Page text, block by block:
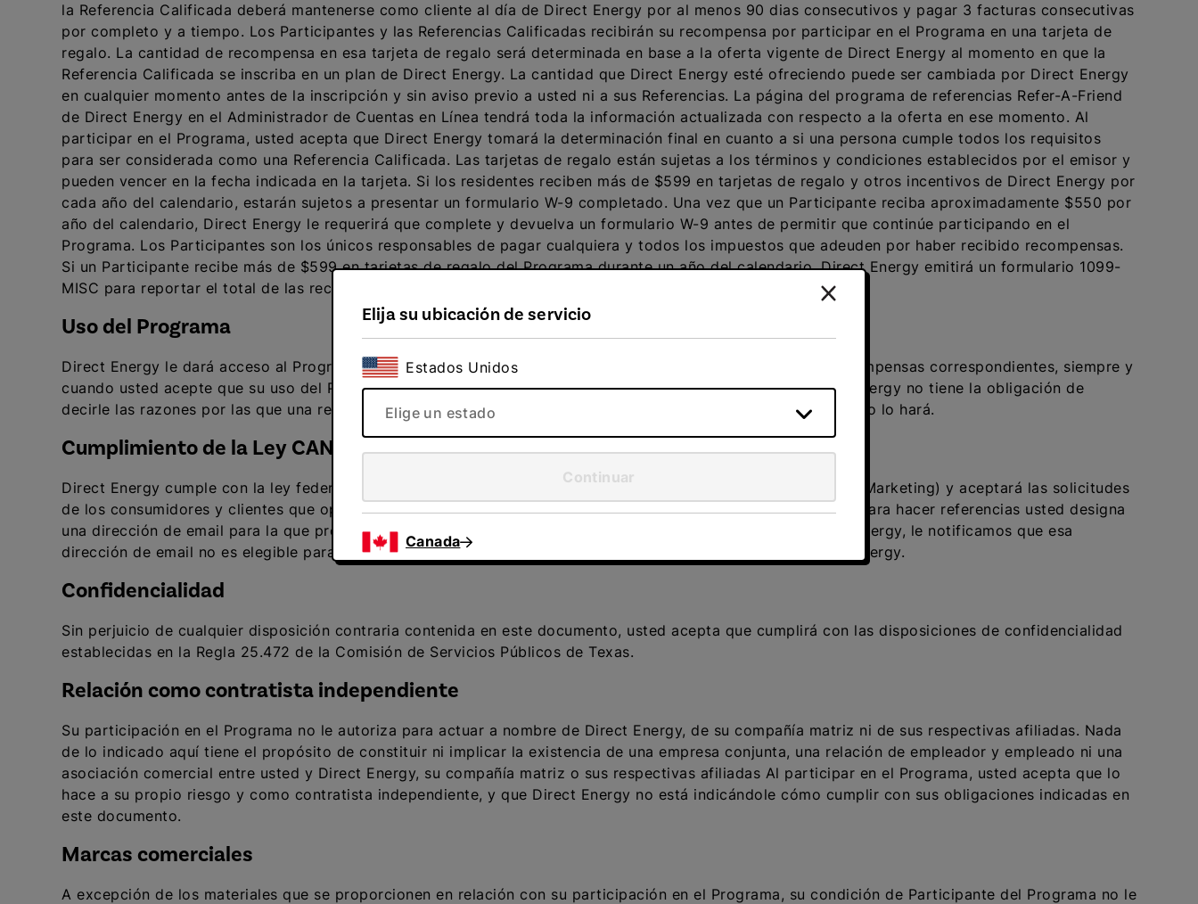
la Referencia Calificada deberá mantenerse como cliente al día de Direct Energy por al menos 90 dias consecutivos y pagar 3 facturas consecutivas
por completo y a tiempo. Los Participantes y las Referencias Calificadas recibirán su recompensa por participar en el Programa en una tarjeta de
regalo. La cantidad de recompensa en esa tarjeta de regalo será determinada en base a la oferta vigente de Direct Energy al momento en que la
Referencia Calificada se inscriba en un plan de Direct Energy. La cantidad que Direct Energy esté ofreciendo puede ser cambiada por Direct Energy
en cualquier momento antes de la inscripción y sin aviso previo a usted ni a sus Referencias. La página del programa de referencias Refer-A-Friend
de Direct Energy en el Administrador de Cuentas en Línea tendrá toda la información actualizada con respecto a la oferta en ese momento. Al
participar en el Programa, usted acepta que Direct Energy tomará la determinación final en cuanto a si una persona cumple todos los requisitos
para ser considerada como una Referencia Calificada. Las tarjetas de regalo están sujetas a los términos y condiciones establecidos por el emisor y
pueden vencer en la fecha indicada en la tarjeta. Si los residentes reciben más de $599 en tarjetas de regalo y otros incentivos de Direct Energy por
cada año del calendario, estarán sujetos a presentar un formulario W-9 completado. Una vez que un Participante reciba aproximadamente $550 por
año del calendario, Direct Energy le requerirá que complete y devuelva un formulario W-9 antes de permitir que continúe participando en el
Programa. Los Participantes son los únicos responsables de pagar cualquiera y todos los impuestos que adeuden por haber recibido recompensas.
Si un Participante recibe más de $599 en tarjetas de regalo del Programa durante un año del calendario, Direct Energy emitirá un formulario 1099-
MISC para reportar el total de las recompensas e incentivos recibidos y el Participante recibirá una copia.
Uso del Programa
Direct Energy le dará acceso al Programa, que usted podrá usar para llevar la cuenta de sus referencias y recompensas correspondientes, siempre y
cuando usted acepte que su uso del Programa está sujeto estrictamente a los Términos del Programa. Direct Energy no tiene la obligación de
decirle las razones por las que una referencia particular no se consideró como Referencia Calificada, ni tampoco lo hará.
Cumplimiento de la Ley CAN-SPAM
Direct Energy cumple con la ley federal CAN-SPAM (Controlling the Assault of Non-Solicited Pornography and Marketing) y aceptará las solicitudes
de los consumidores y clientes que opten por no recibir emails de marketing de Direct Energy. Por lo tanto, si para hacer referencias usted designa
una dirección de email para la que previamente había optado por no recibir mensajes de marketing de Direct Energy, le notificamos que esa
dirección de email no es elegible para recibir mensajes del programa de referencias Refer-A-Friend de Direct Energy.
Confidencialidad
Sin perjuicio de cualquier disposición contraria contenida en este documento, usted acepta que cumplirá con las disposiciones de confidencialidad
establecidas en la Regla 25.472 de la Comisión de Servicios Públicos de Texas.
Relación como contratista independiente
Su participación en el Programa no le autoriza para actuar a nombre de Direct Energy, de su compañía matriz ni de sus respectivas afiliadas. Nada
de lo indicado aquí tiene el propósito de constituir ni implicar la existencia de una empresa conjunta, una relación de empleador y empleado ni una
asociación comercial entre usted y Direct Energy, su compañía matriz o sus respectivas afiliadas Al participar en el Programa, usted acepta que lo
hace a su propio riesgo y como contratista independiente, y que Direct Energy no está indicándole cómo cumplir con sus obligaciones indicadas en
este documento.
Marcas comerciales
A excepción de los materiales que se proporcionen en relación con su participación en el Programa, su condición de Participante del Programa no le
Elija su ubicación de servicio
Estados Unidos
Elige un estado
Continuar
Canada